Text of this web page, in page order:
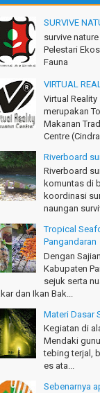
Sinaga - Lampung
seru banget
- Bekasi
seru, Amazing
- Cimahi
Gn.Ciremai mantap
- Surabaya
canyon
- Singapore
Team surVive atas
- Depok
kang Arief,
- Garut
surVive GIEZAG
Salam lestari!
Adventure Club -
- Sydney
SURVIVE
survive
Pelestari
Fauna
VIRTUAL
Virtual Reality
merupakan
Makanan
Centre
Riverboard
Riverboard
komuntas di
koordinasi
naungan
Tropical
Pangandaran
Dengan
Kabupaten
sejuk serta
dan Ikan Bak...
Materi Dasar
Kegiatan di
Mendaki
tebing terjal,
es ata...
Sebenarnya